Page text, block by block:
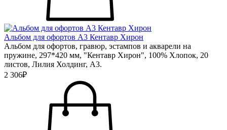
Альбом для офортов А3 Кентавр Хирон
Альбом для офортов, гравюр, эстампов и акварели на
пружине, 297*420 мм, "Кентавр Хирон", 100% Хлопок, 20
листов, Лилия Холдинг, А3.
2 306₽